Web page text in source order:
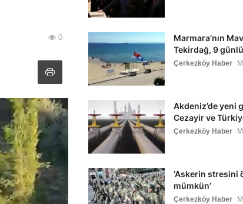
0
Marmara’nın
Tekirdağ, 9
Çerkezköy Haber
Akdeniz’de yeni
Cezayir ve
Çerkezköy Haber
‘Askerin stresini
mümkün’
Çerkezköy Haber